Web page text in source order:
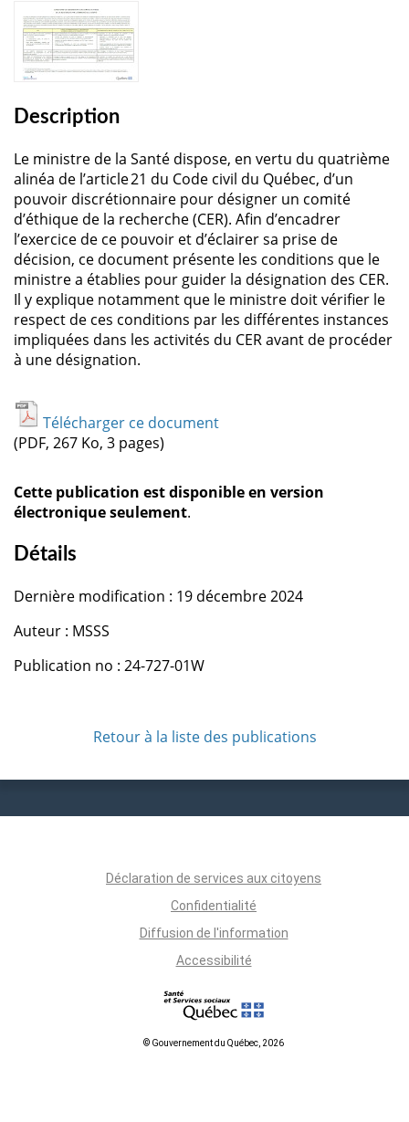
Description
Le ministre de la Santé dispose, en vertu du quatrième
alinéa de l’article 21 du Code civil du Québec, d’un
pouvoir discrétionnaire pour désigner un comité
d’éthique de la recherche (CER). Afin d’encadrer
l’exercice de ce pouvoir et d’éclairer sa prise de
décision, ce document présente les conditions que le
ministre a établies pour guider la désignation des CER.
Il y explique notamment que le ministre doit vérifier le
respect de ces conditions par les différentes instances
impliquées dans les activités du CER avant de procéder
à une désignation.
Télécharger ce document
(PDF, 267 Ko, 3 pages)
Cette publication est disponible en version
électronique seulement.
Détails
Dernière modification : 19 décembre 2024
Auteur : MSSS
Publication no : 24-727-01W
Retour à la liste des publications
Déclaration de services aux citoyens
Confidentialité
Diffusion de l'information
Accessibilité
© Gouvernement du Québec, 2026